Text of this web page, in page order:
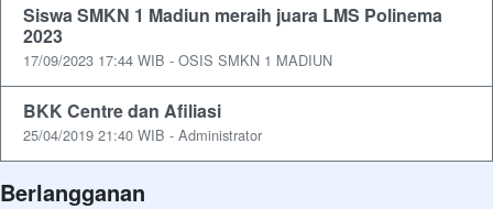
Siswa SMKN 1 Madiun meraih juara LMS Polinema
2023
17/09/2023 17:44 WIB - OSIS SMKN 1 MADIUN
BKK Centre dan Afiliasi
25/04/2019 21:40 WIB - Administrator
Berlangganan